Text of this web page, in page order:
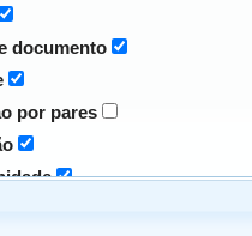
documento
por pares